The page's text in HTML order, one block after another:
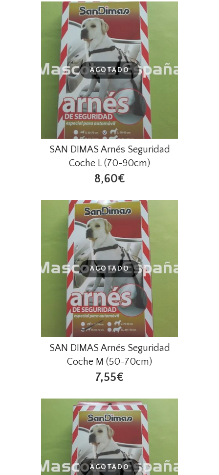
AGOTADO
SAN DIMAS Arnés Seguridad
Coche L (70-90cm)
8,60€
AGOTADO
SAN DIMAS Arnés Seguridad
Coche M (50-70cm)
7,55€
AGOTADO